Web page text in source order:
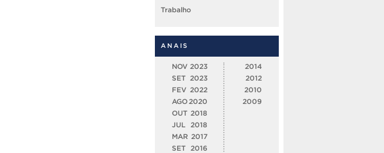
Trabalho
ANAIS
NOV 2023
SET
2023
FEV 2022
AGO 2020
OUT 2018
JUL
2018
MAR 2017
SET
2016
2014
2012
2010
2009